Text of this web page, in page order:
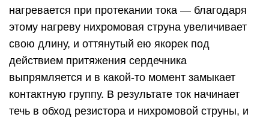
нагревается при протекании тока — благодаря
этому нагреву нихромовая струна увеличивает
свою длину, и оттянутый ею якорек под
действием притяжения сердечника
выпрямляется и в какой-то момент замыкает
контактную группу. В результате ток начинает
течь в обход резистора и нихромовой струны, и